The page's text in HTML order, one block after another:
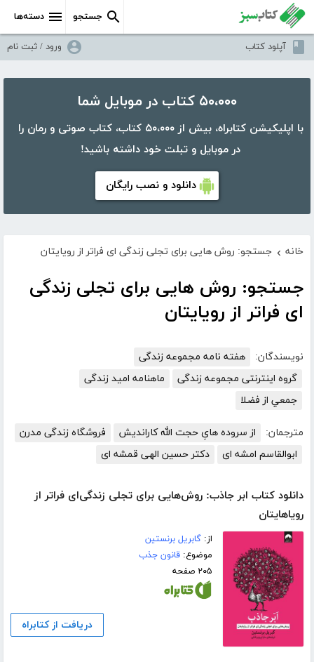
دسته‌ها جستجو
آپلود کتاب ورود / ثبت نام
۵۰،۰۰۰ کتاب در موبایل شما
با اپلیکیشن کتابراه، بیش از ۵۰،۰۰۰ کتاب، کتاب صوتی و رمان را
در موبایل و تبلت خود داشته باشید!
دانلود و نصب رایگان
خانه › جستجو: روش هایی برای تجلی زندگی ای فراتر از رویایتان
جستجو: روش هایی برای تجلی زندگی
ای فراتر از رویایتان
نویسندگان:
هفته نامه مجموعه زندگی
گروه اینترنتی مجموعه زندگی
ماهنامه امید زندگی
جمعي از فضلا
مترجمان: از سروده هایِ حجت الله کاراندیش
فروشگاه زندگی مدرن
ابوالقاسم امشه ای
دکتر حسین الهی قمشه ای
دانلود کتاب ابر جاذب: روش‌هایی برای تجلی زندگی‌ای فراتر از
رویاهایتان
از:گابریل برنستین
موضوع:قانون جذب
۲۰۵ صفحه
دریافت از کتابراه